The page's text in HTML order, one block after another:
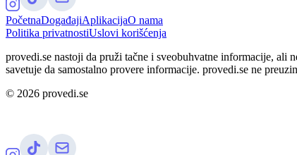
PočetnaDogađajiAplikacijaO nama
Politika privatnostiUslovi korišćenja
provedi.se nastoji da pruži tačne i sveobuhvatne informacije, ali
savetuje da samostalno provere informacije. provedi.se ne
© 2026 provedi.se